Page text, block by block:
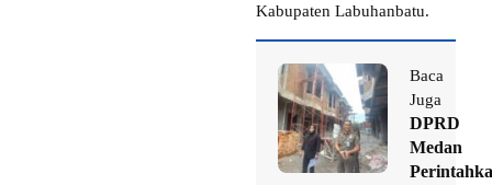
Kabupaten Labuhanbatu.
Baca
Juga
DPRD
Medan